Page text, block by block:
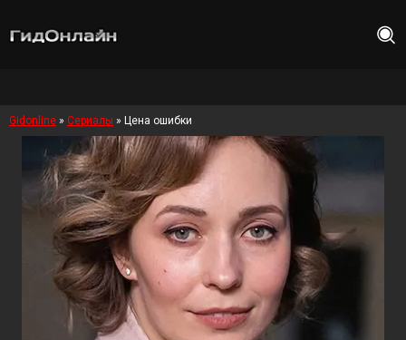
Gidonline » Сериалы » Цена ошибки